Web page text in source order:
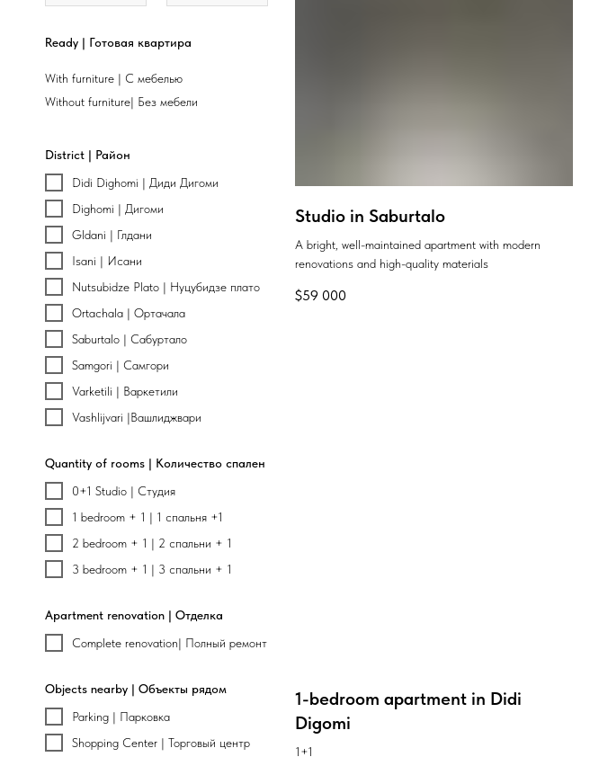
Ready | Готовая квартира
With furniture | С мебелью
Without furniture| Без мебели
District | Район
Didi Dighomi | Диди Дигоми
Dighomi | Дигоми
Gldani | Глдани
Isani | Исани
Nutsubidze Plato | Нуцубидзе плато
Ortachala | Ортачала
Saburtalo | Сабуртало
Samgori | Самгори
Varketili | Варкетили
Vashlijvari |Вашлиджвари
Quantity of rooms | Количество спален
0+1 Studio | Студия
1 bedroom + 1 | 1 спальня +1
2 bedroom + 1 | 2 спальни + 1
3 bedroom + 1 | 3 спальни + 1
Apartment renovation | Отделка
Complete renovation| Полный ремонт
Objects nearby | Объекты рядом
Parking | Парковка
Shopping Center | Торговый центр
Studio in Saburtalo
A bright, well-maintained apartment with modern
renovations and high-quality materials
$59 000
1-bedroom apartment in Didi
Digomi
1+1